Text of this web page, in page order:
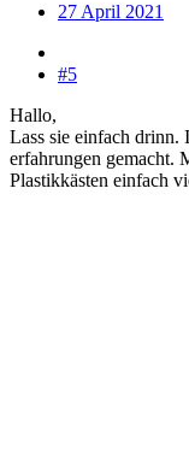
27 April 2021
#5
Hallo,
Lass sie einfach drinn.
erfahrungen gemacht.
Plastikkästen einfach